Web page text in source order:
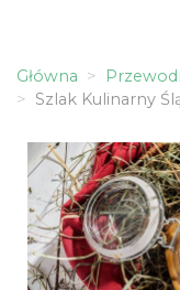
Główna
Szlak Kulinarny